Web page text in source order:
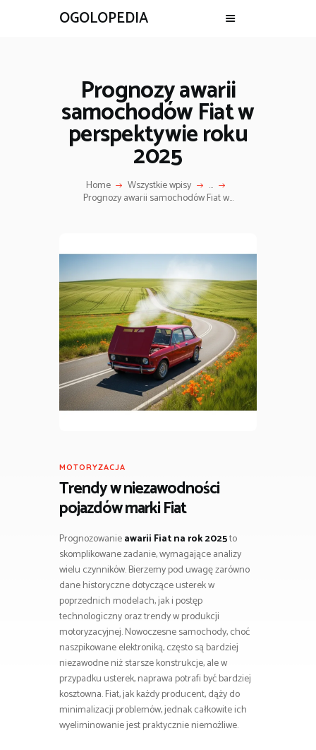
OGOLOPEDIA
Prognozy awarii
samochodów Fiat w
perspektywie roku
2025
Home Wszystkie wpisy ...
Prognozy awarii samochodów Fiat w...
MOTORYZACJA
Trendy w niezawodności
pojazdów marki Fiat
Prognozowanieawarii Fiat na rok 2025to
skomplikowane zadanie, wymagające analizy
wielu czynników. Bierzemy pod uwagę zarówno
dane historyczne dotyczące usterek w
poprzednich modelach, jak i postęp
technologiczny oraz trendy w produkcji
motoryzacyjnej. Nowoczesne samochody, choć
naszpikowane elektroniką, często są bardziej
niezawodne niż starsze konstrukcje, ale w
przypadku usterek, naprawa potrafi być bardziej
kosztowna. Fiat, jak każdy producent, dąży do
minimalizacji problemów, jednak całkowite ich
wyeliminowanie jest praktycznie niemożliwe.